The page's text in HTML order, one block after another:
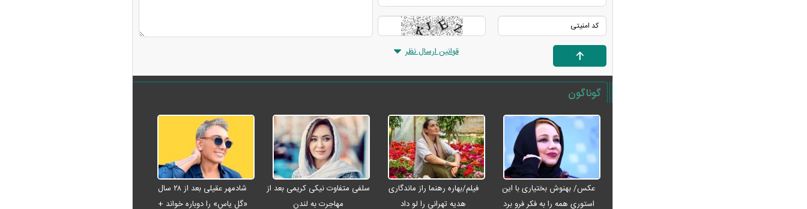
قوانین ارسال نظر
گوناگون
عکس/ بهنوش بختیاری با این
استوری همه را به فکر فرو برد
فیلم/بهاره رهنما راز ماندگاری
هدیه تهرانی را لو داد
سلفی متفاوت نیکی کریمی بعد از
مهاجرت به لندن
شادمهر عقیلی بعد از ۲۸ سال
«گل یاس» را دوباره خواند +